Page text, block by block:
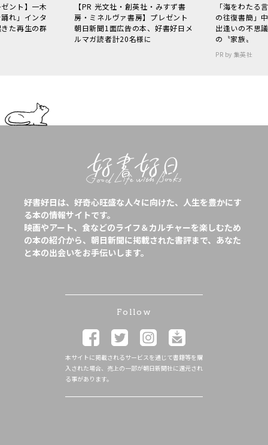
ント】一木
れ」インタ
た再生の群
【PR 光文社・創英社・みすず書
房・ミネルヴァ書房】プレゼント
朝日新聞1面広告の本、好書好日メ
ルマガ読者計20名様に
「海をわた
の往復書簡」
出逢いの不思
の〝家族〟
PR by 集英社
好書好日は、好奇心旺盛な人々に向けた、人生を豊かにす
る本の情報サイトです。
映画やアート、食などのライフ＆カルチャーを楽しむため
の本の紹介から、朝日新聞に掲載された書評まで、あなた
と本の出会いをお手伝いします。
Follow
本サイトに掲載されるサービスを通じて書籍等を購
入された場合、売上の一部が朝日新聞社に還元され
る事があります。